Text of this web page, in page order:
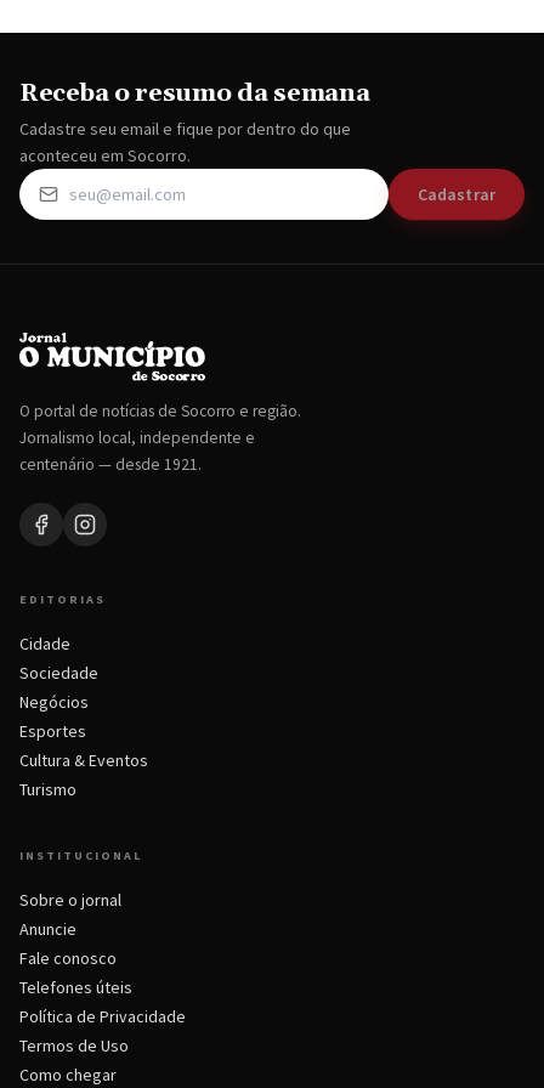
Receba o resumo da semana
Cadastre seu email e fique por dentro do que
aconteceu em Socorro.
Cadastrar
O portal de notícias de Socorro e região.
Jornalismo local, independente e
centenário — desde 1921.
EDITORIAS
Cidade
Sociedade
Negócios
Esportes
Cultura & Eventos
Turismo
INSTITUCIONAL
Sobre o jornal
Anuncie
Fale conosco
Telefones úteis
Política de Privacidade
Termos de Uso
Como chegar